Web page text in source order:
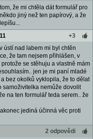
že mi chtěla dát formulář pro
jiný než ten papírový, a že
+3
ústí nad labem mi byl chtěn
že tam nejsem přihlášen, v
se stěhuju a vlastně mám
jen je mi paní mladé
bez okolků vyklopila, že to dělat
samoživitelka nemůže dovolit
na ten formulář teda serem.. že
jediná účinná věc proti
2 odpovědi